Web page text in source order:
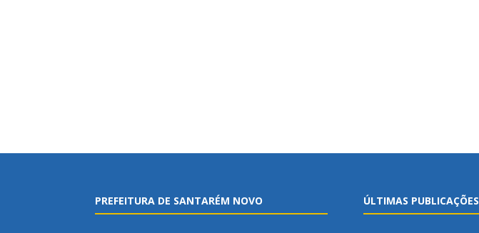
PREFEITURA DE SANTARÉM NOVO ÚLTIMAS PUBLICAÇÕES